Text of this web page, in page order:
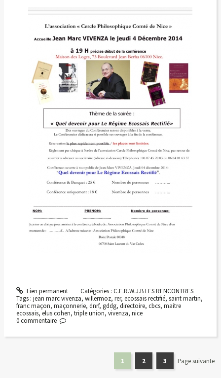
Lien permanent Catégories : C.E.R.W.J.B LES RENCONTRES
Tags : jean marc vivenza, willermoz, rer, ecossais rectifié, saint martin,
franc maçon, maçonnerie, dnrf, gddg, directoire, cbcs, maitre
ecossais, elus cohen, triple union, vivenza, nice
0 commentaire
1 2 3 Page suivante